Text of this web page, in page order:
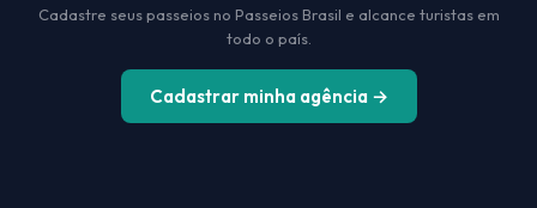
Cadastre seus passeios no Passeios Brasil e alcance turistas em
todo o país.
Cadastrar minha agência →